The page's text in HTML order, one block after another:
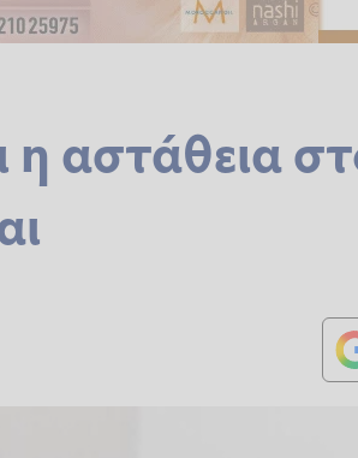
η αστάθεια